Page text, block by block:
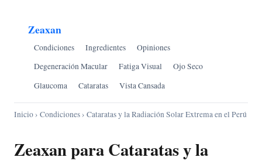
Zeaxan
Condiciones Ingredientes
Opiniones
Degeneración Macular
Fatiga Visual
Ojo Seco
Glaucoma
Cataratas Vista Cansada
Inicio› Condiciones› Cataratas y la Radiación Solar Extrema en el Perú
Zeaxan para Cataratas y la